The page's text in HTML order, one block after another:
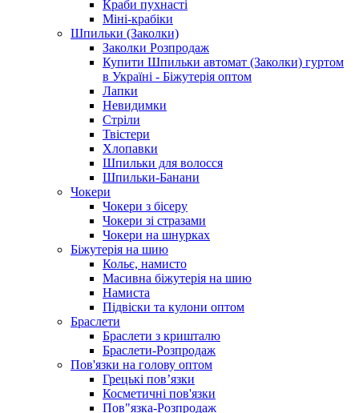
Краби пухнасті
Міні-крабіки
Шпильки (Заколки)
Заколки Розпродаж
Купити Шпильки автомат (Заколки) гуртом
в Україні - Біжутерія оптом
Лапки
Невидимки
Стріли
Твістери
Хлопавки
Шпильки для волосся
Шпильки-Банани
Чокери
Чокери з бісеру
Чокери зі стразами
Чокери на шнурках
Біжутерія на шию
Кольє, намисто
Масивна біжутерія на шию
Намиста
Підвіски та кулони оптом
Браслети
Браслети з кришталю
Браслети-Розпродаж
Пов'язки на голову оптом
Грецькі пов’язки
Косметичні пов'язки
Пов"язка-Розпродаж